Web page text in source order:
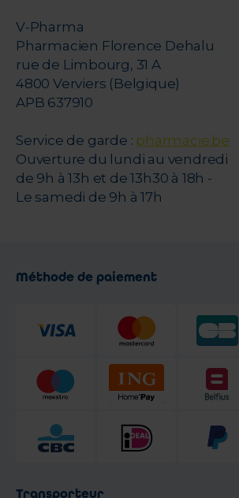
V-Pharma
Pharmacien Florence Dehalu
rue de Limbourg, 31 A
4800 Verviers (Belgique)
APB 637910
Service de garde : pharmacie.be
Ouverture du lundi au vendredi
de 9h à 13h et de 13h30 à 18h -
Le samedi de 9h à 17h
Méthode de paiement
Transporteur